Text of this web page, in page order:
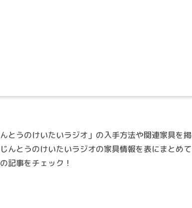
とうのけいたいラジオ」の入手方法や関連家具を掲
んとうのけいたいラジオの家具情報を表にまとめて
記事をチェック！